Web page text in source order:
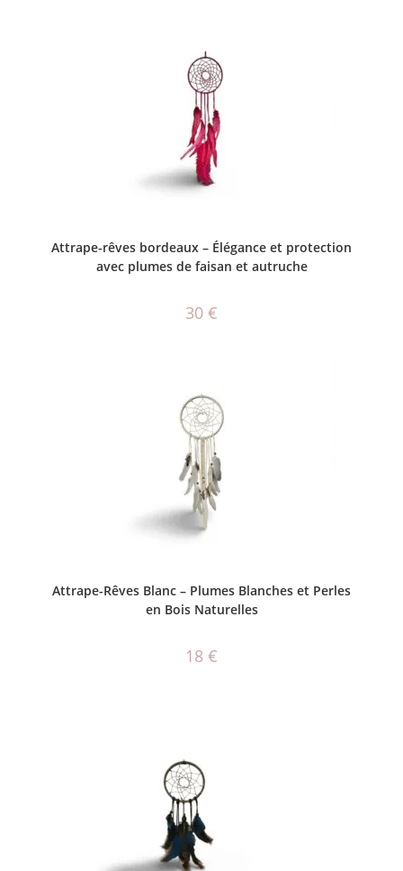
AJOUTER AU PANIER
Attrape-rêves bordeaux – Élégance et protection
avec plumes de faisan et autruche
30 €
Attrape-Rêves Blanc – Plumes Blanches et Perles
en Bois Naturelles
18 €